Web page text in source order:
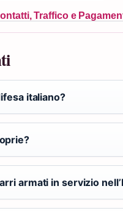
Traffico e
italiano?
armati in servizio